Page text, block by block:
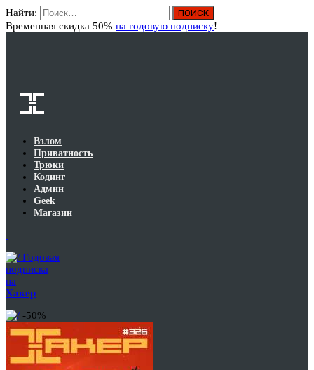
Найти:
Временная скидка 50% на годовую подписку!
Взлом
Приватность
Трюки
Кодинг
Админ
Geek
Магазин
Годовая
подписка
на
Хакер
-50%